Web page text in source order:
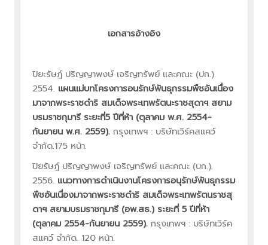
เอกสารอ้างอิง
ปิยะรัษฎ์ ปริญญาพงษ์ เจริญทรัพย์ และคณะ (ปก.).
2554. แผนแม่บทโครงการอนรักษ์พันธุกรรมพืชอันเนื่อง
มาจากพระราชดำริ สมเด็จพระเทพรัตนะราชสุดาฯ สยาม
บรมราชกุมารี ระยะที่5 ปีที่ห้า (ตุลาคม พ.ศ. 2554-
กันยายน พ.ศ. 2559). กรุงเทพฯ : บริษัทเวิร์คสแคว์
จำกัด.175 หน้า.
ปิยรัษฎ์ ปริญญาพงษ์ เจริญทรัพย์ และคณะ (บก.).
2556. แนวทางการดำเนินงานโครงการอนุรักษ์พันธุกรรม
พืชอันเนื่องมาจากพระราชดำริ สมเด็จพระเทพรัตนราชสุ
ดาฯ สยามบรมราชกุมารี (อพ.สธ.) ระยะที่ 5 ปีที่ห้า
(ตุลาคม 2554-กันยายน 2559). กรุงเทพฯ : บริษัทเวิร์ค
สแคว์ จำกัด. 120 หน้า.